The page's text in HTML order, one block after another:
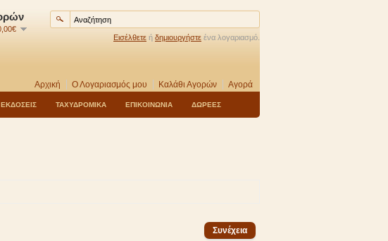
Εισέλθετε ή δημιουργήστε ένα λογαριασμό.
Αρχική Ο Λογαριασμός μου Καλάθι Αγορών Αγορά
ΕΚΔΟΣΕΙΣ ΤΑΧΥΔΡΟΜΙΚΑ ΕΠΙΚΟΙΝΩΝΙΑ ΔΩΡΕΕΣ
Συνέχεια